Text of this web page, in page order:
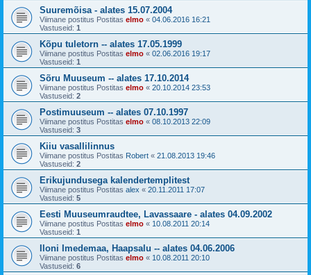
Suuremõisa - alates 15.07.2004
Viimane postitus Postitas elmo « 04.06.2016 16:21
Vastuseid: 1
Kõpu tuletorn -- alates 17.05.1999
Viimane postitus Postitas elmo « 02.06.2016 19:17
Vastuseid: 1
Sõru Muuseum -- alates 17.10.2014
Viimane postitus Postitas elmo « 20.10.2014 23:53
Vastuseid: 2
Postimuuseum -- alates 07.10.1997
Viimane postitus Postitas elmo « 08.10.2013 22:09
Vastuseid: 3
Kiiu vasallilinnus
Viimane postitus Postitas Robert « 21.08.2013 19:46
Vastuseid: 2
Erikujundusega kalendertemplitest
Viimane postitus Postitas alex « 20.11.2011 17:07
Vastuseid: 5
Eesti Muuseumraudtee, Lavassaare - alates 04.09.2002
Viimane postitus Postitas elmo « 10.08.2011 20:14
Vastuseid: 1
Iloni Imedemaa, Haapsalu -- alates 04.06.2006
Viimane postitus Postitas elmo « 10.08.2011 20:10
Vastuseid: 6